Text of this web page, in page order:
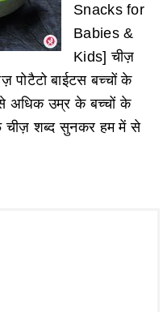
Snacks for
Babies &
Kids] चीज़
बाईटस बच्चों के
अधिक उम्र के बच्चों के
चीज़ शब्द सुनकर हम में से